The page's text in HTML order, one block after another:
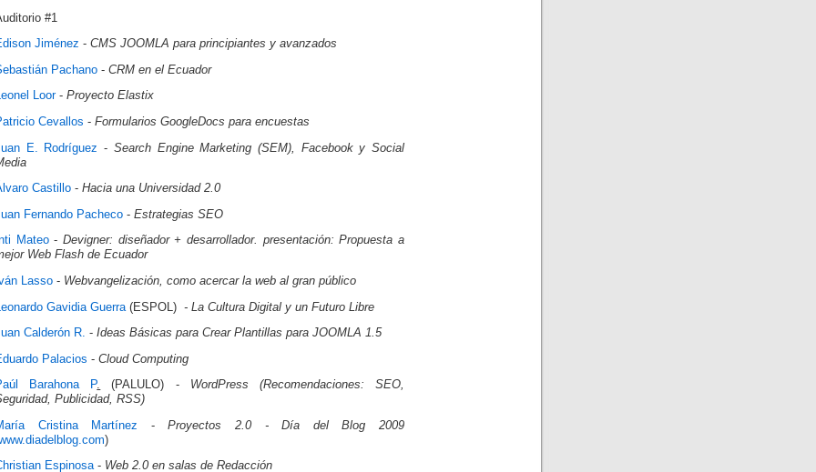
#1
Jiménez - CMS JOOMLA para principiantes y avanzados
Pachano - CRM en el Ecuador
Loor- Proyecto Elastix
Cevallos - Formularios GoogleDocs para encuestas
E. Rodríguez - Search Engine Marketing (SEM), Facebook y Social
Castillo - Hacia una Universidad 2.0
Fernando Pacheco - Estrategias SEO
Mateo-Devigner: diseñador + desarrollador. presentación: Propuesta a
Web Flash de Ecuador
Lasso - Webvangelización, como acercar la web al gran público
Leonardo Gavidia Guerra (ESPOL) - La Cultura Digital y un Futuro Libre
Calderón R. - Ideas Básicas para Crear Plantillas para JOOMLA 1.5
Palacios - Cloud Computing
Barahona P. (PALULO) - WordPress (Recomendaciones: SEO,
Publicidad, RSS)
Cristina Martínez -Proyectos 2.0 - Día del Blog 2009
)
Espinosa- Web 2.0 en salas de Redacción